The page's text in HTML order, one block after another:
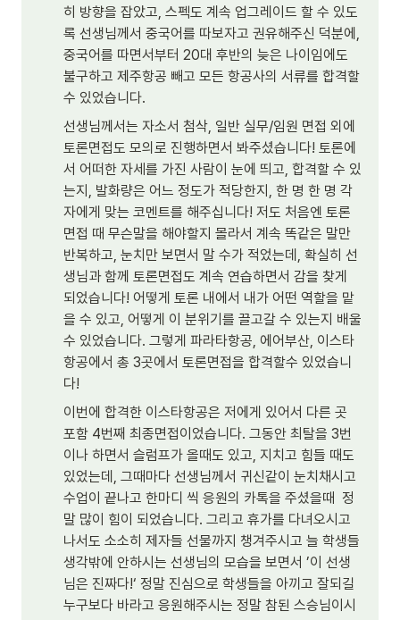
히 방향을 잡았고, 스펙도 계속 업그레이드 할 수 있도
록 선생님께서 중국어를 따보자고 권유해주신 덕분에,
중국어를 따면서부터 20대 후반의 늦은 나이임에도
불구하고 제주항공 빼고 모든 항공사의 서류를 합격할
수 있었습니다.
선생님께서는 자소서 첨삭, 일반 실무/임원 면접 외에
토론면접도 모의로 진행하면서 봐주셨습니다! 토론에
서 어떠한 자세를 가진 사람이 눈에 띄고, 합격할 수 있
는지, 발화량은 어느 정도가 적당한지, 한 명 한 명 각
자에게 맞는 코멘트를 해주십니다! 저도 처음엔 토론
면접 때 무슨말을 해야할지 몰라서 계속 똑같은 말만
반복하고, 눈치만 보면서 말 수가 적었는데, 확실히 선
생님과 함께 토론면접도 계속 연습하면서 감을 찾게
되었습니다! 어떻게 토론 내에서 내가 어떤 역할을 맡
을 수 있고, 어떻게 이 분위기를 끌고갈 수 있는지 배울
수 있었습니다. 그렇게 파라타항공, 에어부산, 이스타
항공에서 총 3곳에서 토론면접을 합격할수 있었습니
다!
이번에 합격한 이스타항공은 저에게 있어서 다른 곳
포함 4번째 최종면접이었습니다. 그동안 최탈을 3번
이나 하면서 슬럼프가 올때도 있고, 지치고 힘들 때도
있었는데, 그때마다 선생님께서 귀신같이 눈치채시고
수업이 끝나고 한마디 씩 응원의 카톡을 주셨을때  정
말 많이 힘이 되었습니다. 그리고 휴가를 다녀오시고
나서도 소소히 제자들 선물까지 챙겨주시고 늘 학생들
생각밖에 안하시는 선생님의 모습을 보면서 ’이 선생
님은 진짜다!‘ 정말 진심으로 학생들을 아끼고 잘되길
누구보다 바라고 응원해주시는 정말 참된 스승님이시